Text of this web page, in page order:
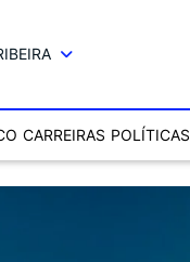
CARREIRAS POLÍTICAS